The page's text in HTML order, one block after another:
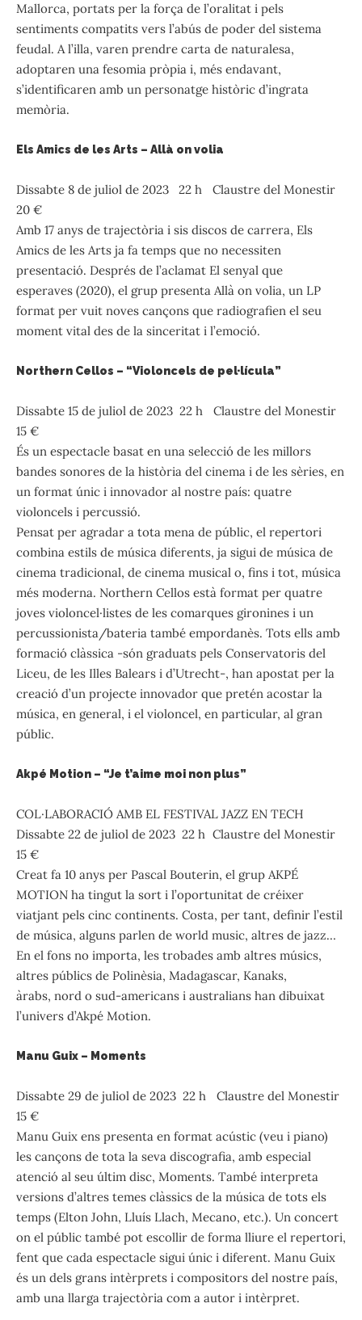
Mallorca, portats per la força de l’oralitat i pels
sentiments compatits vers l’abús de poder del sistema
feudal. A l’illa, varen prendre carta de naturalesa,
adoptaren una fesomia pròpia i, més endavant,
s’identificaren amb un personatge històric d’ingrata
memòria.
Els Amics de les Arts – Allà on volia
Dissabte 8 de juliol de 2023 22 h Claustre del Monestir
20 €
Amb 17 anys de trajectòria i sis discos de carrera, Els
Amics de les Arts ja fa temps que no necessiten
presentació. Després de l’aclamat El senyal que
esperaves (2020), el grup presenta Allà on volia, un LP
format per vuit noves cançons que radiografien el seu
moment vital des de la sinceritat i l’emoció.
Northern Cellos – “Violoncels de pel·lícula”
Dissabte 15 de juliol de 2023 22 h Claustre del Monestir
15 €
És un espectacle basat en una selecció de les millors
bandes sonores de la història del cinema i de les sèries, en
un format únic i innovador al nostre país: quatre
violoncels i percussió.
Pensat per agradar a tota mena de públic, el repertori
combina estils de música diferents, ja sigui de música de
cinema tradicional, de cinema musical o, fins i tot, música
més moderna. Northern Cellos està format per quatre
joves violoncel·listes de les comarques gironines i un
percussionista/bateria també empordanès. Tots ells amb
formació clàssica -són graduats pels Conservatoris del
Liceu, de les Illes Balears i d’Utrecht-, han apostat per la
creació d’un projecte innovador que pretén acostar la
música, en general, i el violoncel, en particular, al gran
públic.
Akpé Motion – “Je t’aime moi non plus”
COL·LABORACIÓ AMB EL FESTIVAL JAZZ EN TECH
Dissabte 22 de juliol de 2023 22 h Claustre del Monestir
15 €
Creat fa 10 anys per Pascal Bouterin, el grup AKPÉ
MOTION ha tingut la sort i l’oportunitat de créixer
viatjant pels cinc continents. Costa, per tant, definir l’estil
de música, alguns parlen de world music, altres de jazz…
En el fons no importa, les trobades amb altres músics,
altres públics de Polinèsia, Madagascar, Kanaks,
àrabs, nord o sud-americans i australians han dibuixat
l’univers d’Akpé Motion.
Manu Guix – Moments
Dissabte 29 de juliol de 2023 22 h Claustre del Monestir
15 €
Manu Guix ens presenta en format acústic (veu i piano)
les cançons de tota la seva discografia, amb especial
atenció al seu últim disc, Moments. També interpreta
versions d’altres temes clàssics de la música de tots els
temps (Elton John, Lluís Llach, Mecano, etc.). Un concert
on el públic també pot escollir de forma lliure el repertori,
fent que cada espectacle sigui únic i diferent. Manu Guix
és un dels grans intèrprets i compositors del nostre país,
amb una llarga trajectòria com a autor i intèrpret.